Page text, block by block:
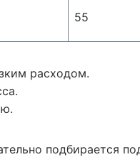
55
расходом.
подбирается